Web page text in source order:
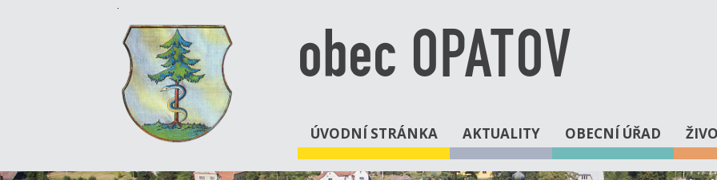
obec OPATOV
ÚVODNÍ STRÁNKA AKTUALITY OBECNÍ ÚŘAD